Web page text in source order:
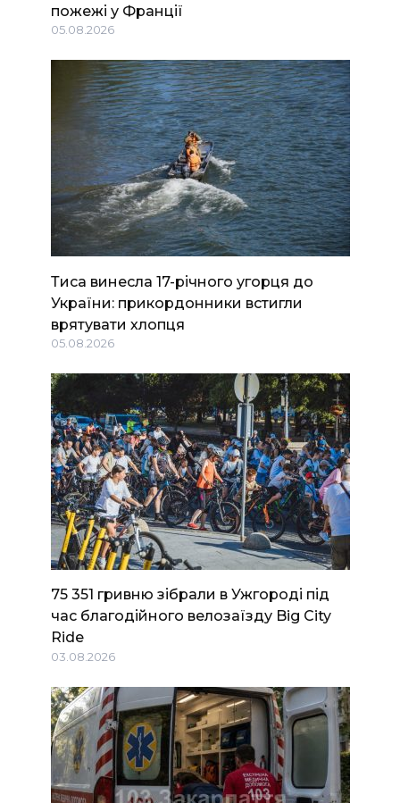
пожежі у Франції
05.08.2026
Тиса винесла 17-річного угорця до
України: прикордонники встигли
врятувати хлопця
05.08.2026
75 351 гривню зібрали в Ужгороді під
час благодійного велозаїзду Big Сity
Ride
03.08.2026